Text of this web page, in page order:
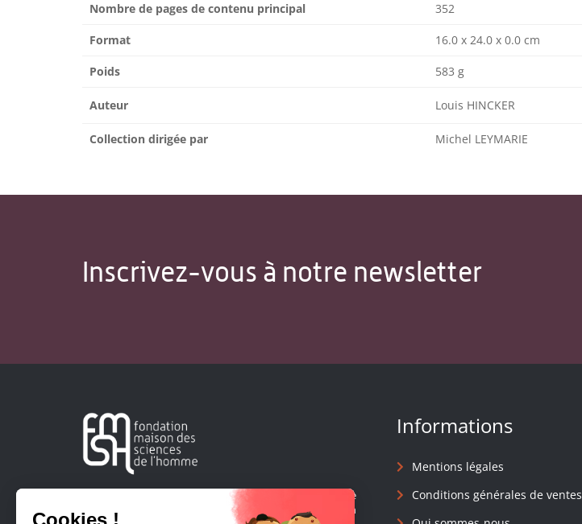
Nombre de pages de contenu principal 352
Format 16.0 x 24.0 x 0.0 cm
Poids 583 g
Auteur Louis HINCKER
Collection dirigée par Michel LEYMARIE
Inscrivez-vous à notre newsletter
Créée en 1963, la Fondation Maison Sciences de l'Homme
soutient la recherche et la diffusion des connaissances en
Informations
Mentions légales
Conditions générales de ventes